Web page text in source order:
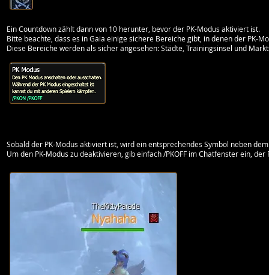
Ein Countdown zählt dann von 10 herunter, bevor der PK-Modus aktiviert ist.
Bitte beachte, dass es in Gaia einige sichere Bereiche gibt, in denen der PK-
Diese Bereiche werden als sicher angesehen:Städte Trainingsinsel und
Sobald der PK-Modus aktiviert ist, wird ein entsprechendes Symbol neben
Um den PK-Modus zu deaktivieren, gib einfach /PKOFF im Chatfenster ein,